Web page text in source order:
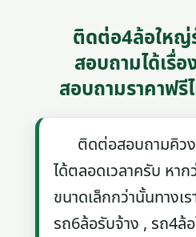
ติดต่อ4ล้อใหญ่
สอบถามได้เรื่
สอบถามราคาฟรี
ติดต่อสอบถามคิวง
ได้ตลอดเวลาครับ หา
ขนาดเล็กกว่านั้นทางเ
รถ6ล้อรับจ้าง , รถ4ล้